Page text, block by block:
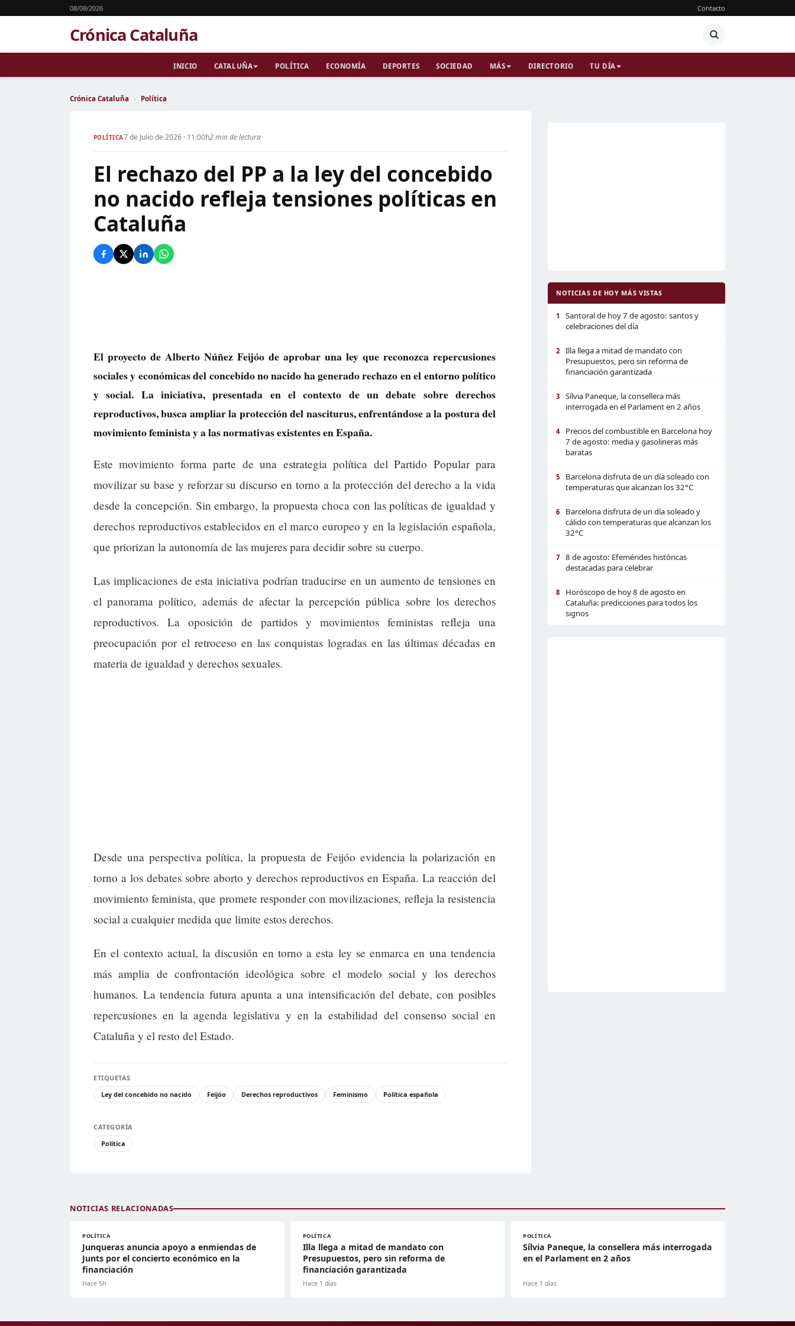
08/08/2026 Contacto
Crónica Cataluña
INICIO CATALUÑA POLÍTICA ECONOMÍA DEPORTES SOCIEDAD MÁS DIRECTORIO TU DÍA
Crónica Cataluña › Política
POLÍTICA7 de Julio de 2026 · 11:00h2 min de lectura
El rechazo del PP a la ley del concebido
no nacido refleja tensiones políticas en
Cataluña
El proyecto de Alberto Núñez Feijóo de aprobar una ley que reconozca repercusiones
sociales y económicas del concebido no nacido ha generado rechazo en el entorno político
y social. La iniciativa, presentada en el contexto de un debate sobre derechos
reproductivos, busca ampliar la protección del nasciturus, enfrentándose a la postura del
movimiento feminista y a las normativas existentes en España.
Este movimiento forma parte de una estrategia política del Partido Popular para
movilizar su base y reforzar su discurso en torno a la protección del derecho a la vida
desde la concepción. Sin embargo, la propuesta choca con las políticas de igualdad y
derechos reproductivos establecidos en el marco europeo y en la legislación española,
que priorizan la autonomía de las mujeres para decidir sobre su cuerpo.
Las implicaciones de esta iniciativa podrían traducirse en un aumento de tensiones en
el panorama político, además de afectar la percepción pública sobre los derechos
reproductivos. La oposición de partidos y movimientos feministas refleja una
preocupación por el retroceso en las conquistas logradas en las últimas décadas en
materia de igualdad y derechos sexuales.
Desde una perspectiva política, la propuesta de Feijóo evidencia la polarización en
torno a los debates sobre aborto y derechos reproductivos en España. La reacción del
movimiento feminista, que promete responder con movilizaciones, refleja la resistencia
social a cualquier medida que limite estos derechos.
En el contexto actual, la discusión en torno a esta ley se enmarca en una tendencia
más amplia de confrontación ideológica sobre el modelo social y los derechos
humanos. La tendencia futura apunta a una intensificación del debate, con posibles
repercusiones en la agenda legislativa y en la estabilidad del consenso social en
Cataluña y el resto del Estado.
ETIQUETAS
Ley del concebido no nacido
Feijóo Derechos reproductivos Feminismo Política española
CATEGORÍA
Política
NOTICIAS DE HOY MÁS VISTAS
1
Santoral de hoy 7 de agosto: santos y
celebraciones del día
2
Illa llega a mitad de mandato con
Presupuestos, pero sin reforma de
financiación garantizada
3
Sílvia Paneque, la consellera más
interrogada en el Parlament en 2 años
4
Precios del combustible en Barcelona hoy
7 de agosto: media y gasolineras más
baratas
5
Barcelona disfruta de un día soleado con
temperaturas que alcanzan los 32°C
6
Barcelona disfruta de un día soleado y
cálido con temperaturas que alcanzan los
32°C
7
8 de agosto: Efemérides históricas
destacadas para celebrar
8
Horóscopo de hoy 8 de agosto en
Cataluña: predicciones para todos los
signos
NOTICIAS RELACIONADAS
POLÍTICA
Junqueras anuncia apoyo a enmiendas de
Junts por el concierto económico en la
financiación
Hace 5h
POLÍTICA
Illa llega a mitad de mandato con
Presupuestos, pero sin reforma de
financiación garantizada
Hace 1 días
POLÍTICA
Sílvia Paneque, la consellera más interrogada
en el Parlament en 2 años
Hace 1 días